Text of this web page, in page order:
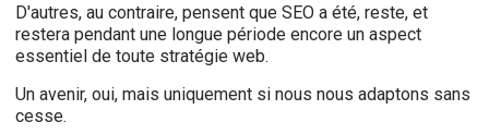
D'autres, au contraire, pensent que SEO a été, reste, et
restera pendant une longue période encore un aspect
essentiel de toute stratégie web.
Un avenir, oui, mais uniquement si nous nous adaptons sans
cesse.